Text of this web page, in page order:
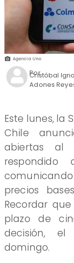
Agencia Uno
Cristóbal
Adones
Por
​Este lunes, la
Chile
abiertas
precios
Recordar
plazo de
decisión,
domingo.